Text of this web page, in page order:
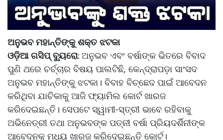
ଅନୁଭବ ମହାନ୍ତିଙ୍କୁ ଶକ୍ତ ଝଟକା
ଓଡ଼ିଆ ଗସିପ୍ ବ୍ୟୁରୋ: ଅନୁଭବ ଏବଂ ବର୍ଷାଙ୍କ ଭିତରେ ବିବାଦ
ପୁଣି ଥରେ ଚର୍ଚ୍ଚାର ବିଷୟ ପାଲଟିଛି, କେନ୍ଦ୍ରାପଡ଼ା ସାଂସଦ
ଅନୁଭବ ମହାନ୍ତିଙ୍କୁ ଝଟକା। ବିବାହ ବିଚ୍ଛେଦ ପାଇଁ ଆବେଦନ
କରିଥିବା ଯାଚିକାକୁ ଆଜି ଫ୍ୟାମିଲ କୋର୍ଟ ଖାରଜ
କରିଦେଇଛନ୍ତି। ସେପଟେ ସ୍ୱାମୀ-ସ୍ତ୍ରୀ ଭାବେ ରହିବାକୁ
ଅଭିନେତ୍ରୀ ତଥା ଅନୁଭବଙ୍କ ପତ୍ନୀ ବର୍ଷା ପ୍ରିୟଦର୍ଶିନୀଙ୍କ
ଆବେଦନକୁ ମଧ୍ୟ ଖାରଜ କରିଦେଇଛନ୍ତି କୋର୍ଟ।